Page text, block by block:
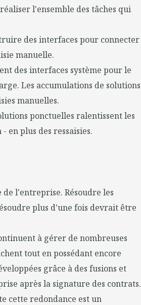
l'ensemble des tâches qui
des interfaces pour connecter
manuelle.
des interfaces système pour le
Les accumulations de solutions
manuelles.
ponctuelles ralentissent les
en plus des ressaisies.
l'entreprise. Résoudre les
plus d'une fois devrait être
à gérer de nombreuses
tout en possédant encore
grâce à des fusions et
après la signature des contrats.
cette redondance est un